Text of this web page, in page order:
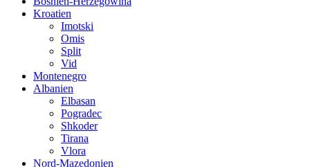
Kroatien
Imotski
Omis
Split
Vid
Montenegro
Albanien
Elbasan
Pogradec
Shkoder
Tirana
Vlora
Nord-Mazedonien